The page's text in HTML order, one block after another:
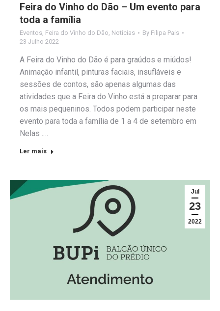
Feira do Vinho do Dão – Um evento para
toda a família
Eventos Feira do Vinho do Dão Notícias By Filipa Pais
23 Julho 2022
A Feira do Vinho do Dão é para graúdos e miúdos!
Animação infantil, pinturas faciais, insufláveis e
sessões de contos, são apenas algumas das
atividades que a Feira do Vinho está a preparar para
os mais pequeninos. Todos podem participar neste
evento para toda a família de 1 a 4 de setembro em
Nelas .…
Ler mais
Jul
23
2022